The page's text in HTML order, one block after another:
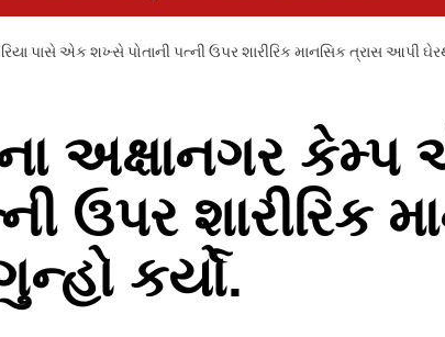
પાસે એક શખ્સે પોતાની પત્ની ઉપર શારીરિક માનસિક ત્રાસ આપી
અક્ષાનગર કેમ્પ
ઉપર શારીરિક
કર્યો.